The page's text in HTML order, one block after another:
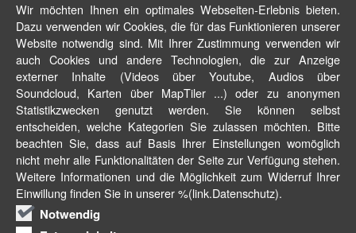
Wir möchten Ihnen ein optimales Webseiten-Erlebnis bieten.
Dazu verwenden wir Cookies, die für das Funktionieren unserer
Website notwendig sind. Mit Ihrer Zustimmung verwenden wir
auch Cookies und andere Technologien, die zur Anzeige
externer Inhalte (Videos über Youtube, Audios über
Soundcloud, Karten über MapTiler ...) oder zu anonymen
Statistikzwecken genutzt werden. Sie können selbst
entscheiden, welche Kategorien Sie zulassen möchten. Bitte
beachten Sie, dass auf Basis Ihrer Einstellungen womöglich
nicht mehr alle Funktionalitäten der Seite zur Verfügung stehen.
Weitere Informationen und die Möglichkeit zum Widerruf Ihrer
Einwillung finden Sie in unserer %(link.Datenschutz).
Notwendig